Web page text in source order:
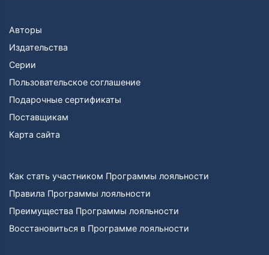
Авторы
Издательства
Серии
Пользовательское соглашение
Подарочные сертификаты
Поставщикам
Карта сайта
Как стать участником Программы лояльности
Правила Программы лояльности
Преимущества Программы лояльности
Восстановиться в Программе лояльности